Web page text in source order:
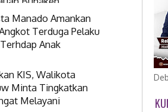
Manado Amankan
Terduga Pelaku
Anak
KIS, Walikota
Minta Tingkatkan
Melayani